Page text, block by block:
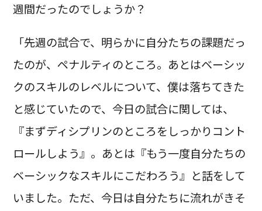
週間だったのでしょうか？
「先週の試合で、明らかに自分たちの課題だっ
たのが、ペナルティのところ。あとはベーシッ
クのスキルのレベルについて、僕は落ちてきた
と感じていたので、今日の試合に関しては、
『まずディシプリンのところをしっかりコント
ロールしよう』。あとは『もう一度自分たちの
ベーシックなスキルにこだわろう』と話をして
いました。ただ、今日は自分たちに流れがきそ